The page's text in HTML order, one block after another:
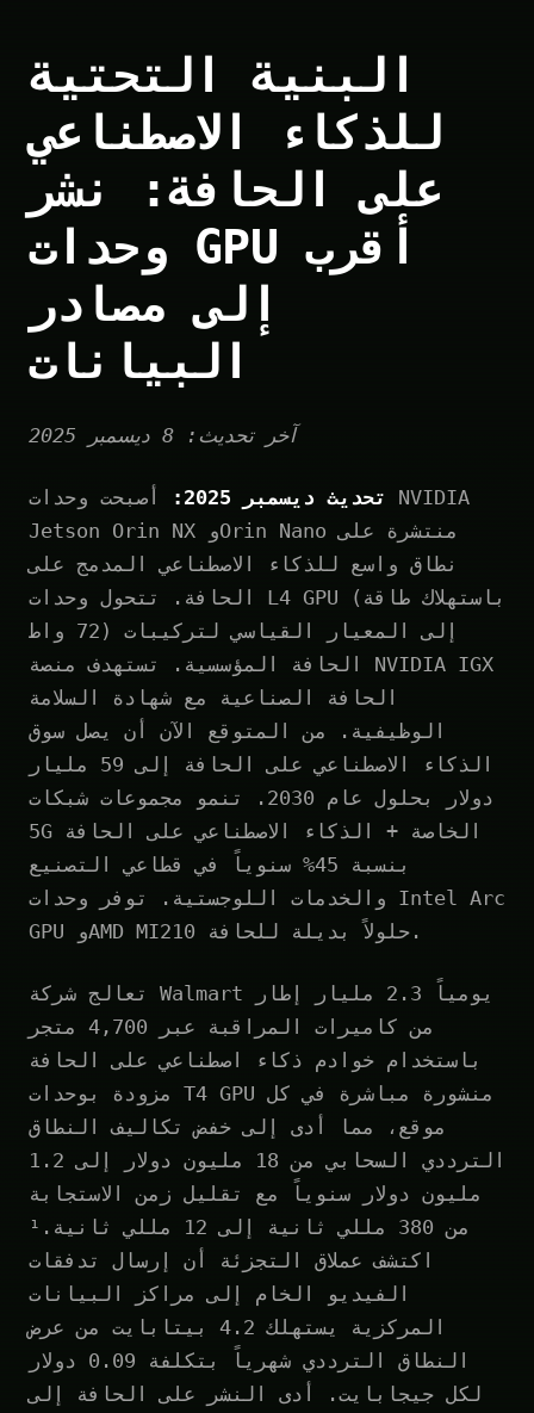
البنية التحتية
للذكاء الاصطناعي
على الحافة: نشر
وحدات GPU أقرب
إلى مصادر
البيانات
آخر تحديث: 8 ديسمبر 2025
تحديث ديسمبر 2025:
أصبحت وحدات NVIDIA
Jetson Orin NX وOrin Nano منتشرة على
نطاق واسع للذكاء الاصطناعي المدمج على
الحافة. تتحول وحدات L4 GPU (باستهلاك طاقة
72 واط) إلى المعيار القياسي لتركيبات
الحافة المؤسسية. تستهدف منصة NVIDIA IGX
الحافة الصناعية مع شهادة السلامة
الوظيفية. من المتوقع الآن أن يصل سوق
الذكاء الاصطناعي على الحافة إلى 59 مليار
دولار بحلول عام 2030. تنمو مجموعات شبكات
5G الخاصة + الذكاء الاصطناعي على الحافة
بنسبة 45% سنوياً في قطاعي التصنيع
والخدمات اللوجستية. توفر وحدات Intel Arc
GPU وAMD MI210 حلولاً بديلة للحافة.
تعالج شركة Walmart يومياً 2.3 مليار إطار
من كاميرات المراقبة عبر 4,700 متجر
باستخدام خوادم ذكاء اصطناعي على الحافة
مزودة بوحدات T4 GPU منشورة مباشرة في كل
موقع، مما أدى إلى خفض تكاليف النطاق
الترددي السحابي من 18 مليون دولار إلى 1.2
مليون دولار سنوياً مع تقليل زمن الاستجابة
من 380 مللي ثانية إلى 12 مللي ثانية.¹
اكتشف عملاق التجزئة أن إرسال تدفقات
الفيديو الخام إلى مراكز البيانات
المركزية يستهلك 4.2 بيتابايت من عرض
النطاق الترددي شهرياً بتكلفة 0.09 دولار
لكل جيجابايت. أدى النشر على الحافة إلى